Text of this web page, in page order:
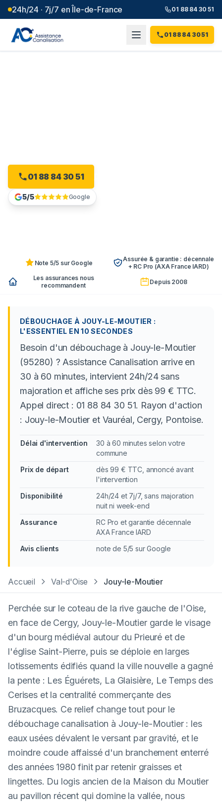
24h/24 · 7j/7 en Île-de-France 01 88 84 30 51
01 88 84 30 51
01 88 84 30 51
5/5 Google
Note 5/5 sur Google
Assurée & garantie : décennale
+ RC Pro (AXA France IARD)
Les assurances nous
recommandent
Depuis 2008
DÉBOUCHAGE À JOUY-LE-MOUTIER :
L'ESSENTIEL EN 10 SECONDES
Besoin d'un débouchage à Jouy-le-Moutier
(95280) ? Assistance Canalisation arrive en
30 à 60 minutes, intervient 24h/24 sans
majoration et affiche ses prix dès 99 € TTC.
Appel direct : 01 88 84 30 51. Rayon d'action
: Jouy-le-Moutier et Vauréal, Cergy, Pontoise.
Délai d'intervention
30 à 60 minutes selon votre
commune
Prix de départ
dès 99 € TTC, annoncé avant
l'intervention
Disponibilité
24h/24 et 7j/7, sans majoration
nuit ni week-end
Assurance
RC Pro et garantie décennale
AXA France IARD
Avis clients
note de 5/5 sur Google
Accueil Val-d'Oise Jouy-le-Moutier
Perchée sur le coteau de la rive gauche de l'Oise,
en face de Cergy, Jouy-le-Moutier garde le visage
d'un bourg médiéval autour du Prieuré et de
l'église Saint-Pierre, puis se déploie en larges
lotissements édifiés quand la ville nouvelle a gagné
la pente : Les Éguérets, La Glaisière, Le Temps des
Cerises et la centralité commerçante des
Bruzacques. Ce relief change tout pour le
débouchage canalisation à Jouy-le-Moutier : les
eaux usées dévalent le versant par gravité, et le
moindre coude affaissé d'un branchement enterré
des années 1980 finit par retenir graisses et
lingettes. Du logis ancien de la Maison du Moutier
au pavillon récent qui domine la vallée, nous